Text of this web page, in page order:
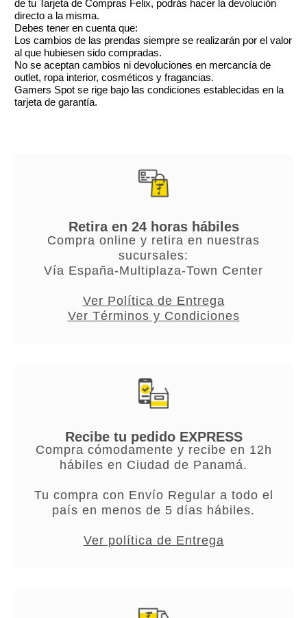
de tu Tarjeta de Compras Felix, podrás hacer la devolución
directo a la misma.
Debes tener en cuenta que:
Los cambios de las prendas siempre se realizarán por el valor
al que hubiesen sido compradas.
No se aceptan cambios ni devoluciones en mercancía de
outlet, ropa interior, cosméticos y fragancias.
Gamers Spot se rige bajo las condiciones establecidas en la
tarjeta de garantía.
Retira en 24 horas hábiles
Compra online y retira en nuestras
sucursales:
Vía España-Multiplaza-Town Center
Ver Política de Entrega
Ver Términos y Condiciones
Recibe tu pedido EXPRESS
Compra cómodamente y recibe en 12h
hábiles en Ciudad de Panamá.
Tu compra con Envío Regular a todo el
país en menos de 5 días hábiles.
Ver política de Entrega